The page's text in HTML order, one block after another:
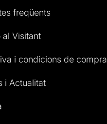
freqüents
al Visitant
i condicions de compra
i Actualitat